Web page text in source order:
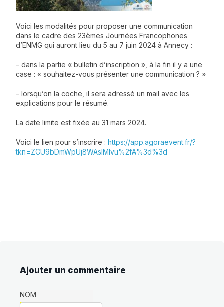
Voici les modalités pour proposer une communication
dans le cadre des 23èmes Journées Francophones
d’ENMG qui auront lieu du 5 au 7 juin 2024 à Annecy :
– dans la partie « bulletin d’inscription », à la fin il y a une
case : « souhaitez-vous présenter une communication ? »
– lorsqu’on la coche, il sera adressé un mail avec les
explications pour le résumé.
La date limite est fixée au 31 mars 2024.
Voici le lien pour s’inscrire : https://app.agoraevent.fr/?
tkn=ZCU9bDmWpUj8WAslMlvu%2fA%3d%3d
Ajouter un commentaire
NOM